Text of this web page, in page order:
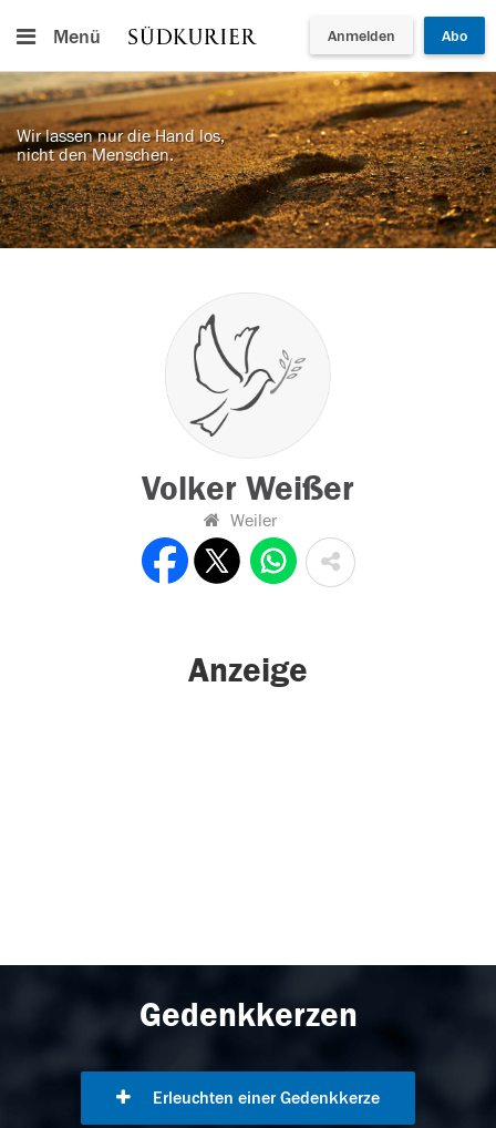
Menü Anmelden Abo
Wir lassen nur die Hand los,
nicht den Menschen.
Volker Weißer
Weiler
Anzeige
Gedenkkerzen
Erleuchten einer Gedenkkerze